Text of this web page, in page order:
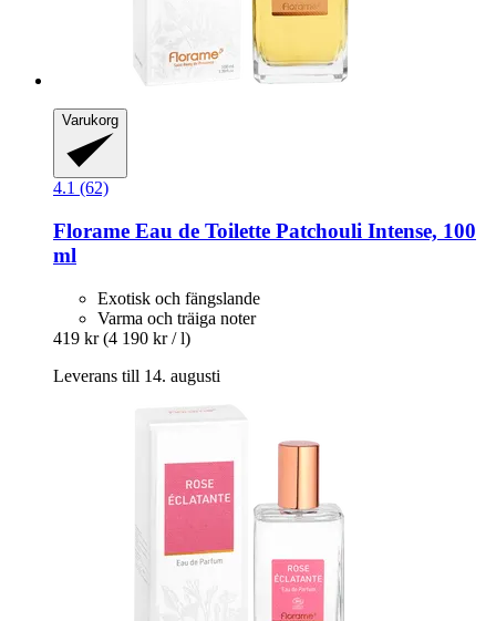
Varukorg
4.1 (62)
Florame Eau de Toilette Patchouli Intense, 100
ml
Exotisk och fängslande
Varma och träiga noter
419 kr (4 190 kr / l)
Leverans till 14. augusti